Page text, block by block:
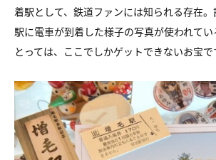
着駅として、鉄道ファンには知られる存在
駅に電車が到着した様子の写真が使われて
とっては、ここでしかゲットできないお宝で